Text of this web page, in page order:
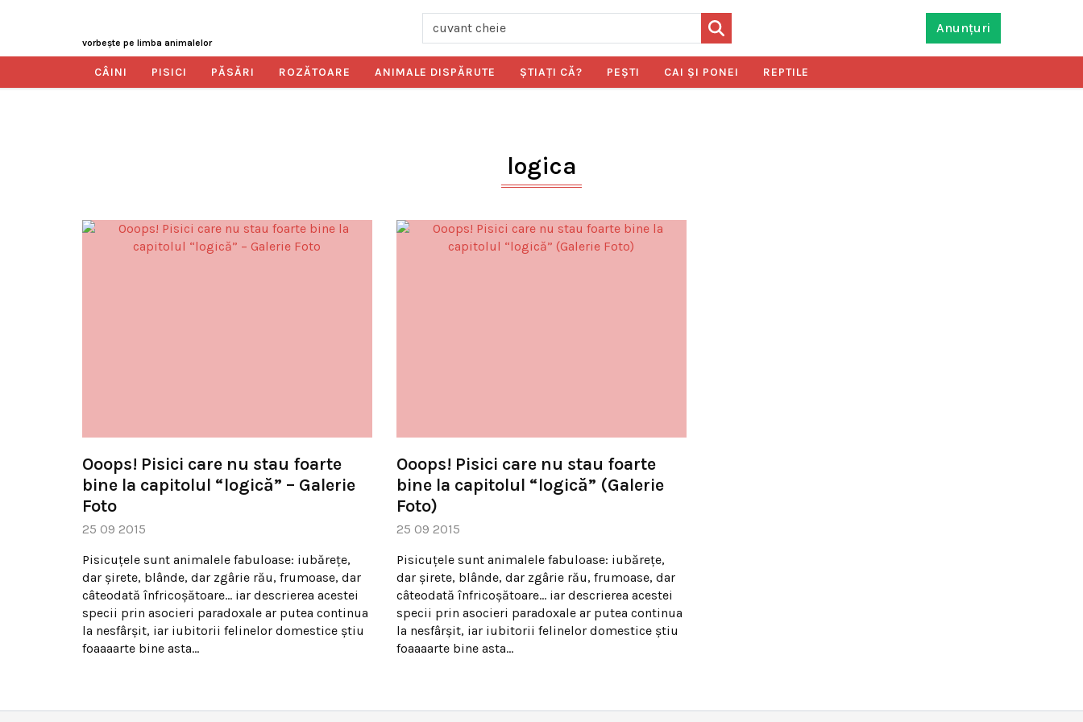
vorbeşte pe limba animalelor
Anunțuri
CÂINI PISICI PĂSĂRI ROZĂTOARE ANIMALE DISPĂRUTE ŞTIAŢI CĂ? PEŞTI CAI ŞI PONEI REPTILE
logica
Ooops! Pisici care nu stau foarte
bine la capitolul “logică” – Galerie
Foto
25 09 2015
Pisicuţele sunt animalele fabuloase: iubăreţe,
dar şirete, blânde, dar zgârie rău, frumoase, dar
câteodată înfricoşătoare… iar descrierea acestei
specii prin asocieri paradoxale ar putea continua
la nesfârşit, iar iubitorii felinelor domestice ştiu
foaaaarte bine asta…
Ooops! Pisici care nu stau foarte
bine la capitolul “logică” (Galerie
Foto)
25 09 2015
Pisicuţele sunt animalele fabuloase: iubăreţe,
dar şirete, blânde, dar zgârie rău, frumoase, dar
câteodată înfricoşătoare… iar descrierea acestei
specii prin asocieri paradoxale ar putea continua
la nesfârşit, iar iubitorii felinelor domestice ştiu
foaaaarte bine asta…